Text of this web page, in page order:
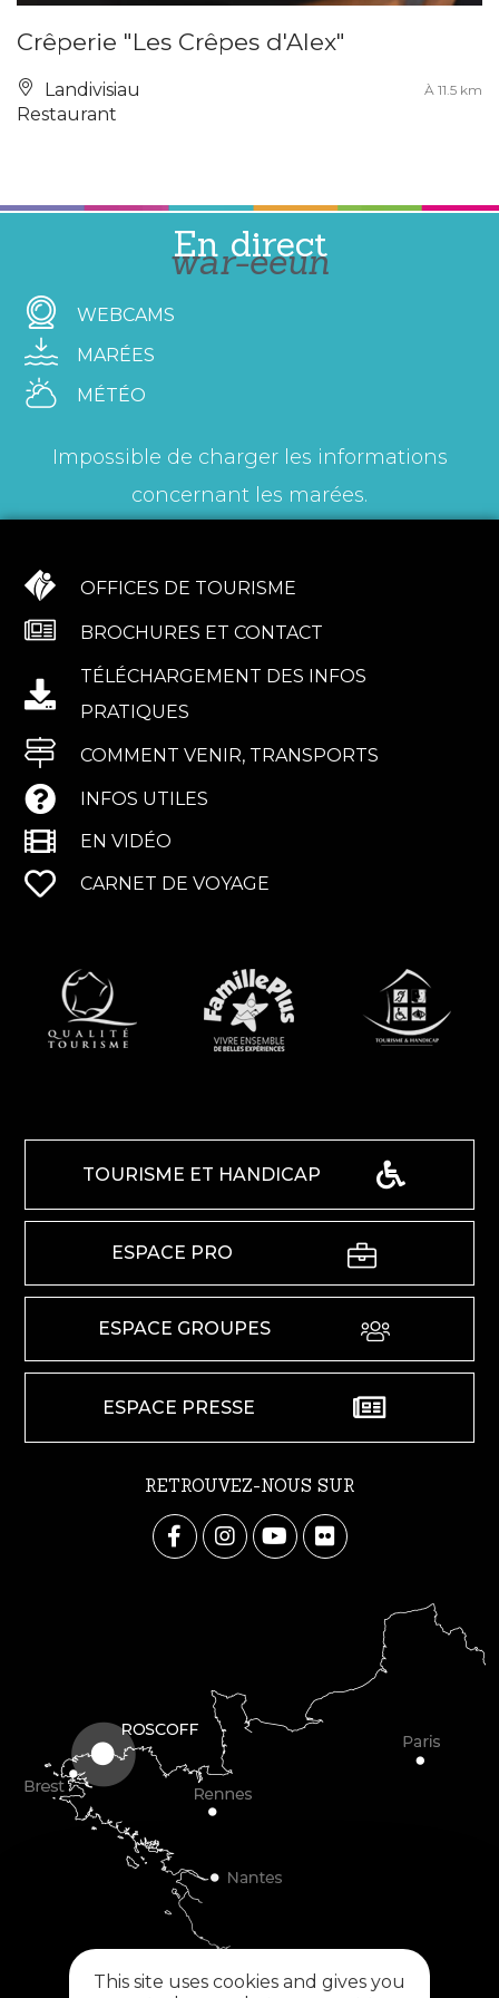
Crêperie "Les Crêpes d'Alex"
Landivisiau À 11.5 km
Restaurant
En direct
war-eeun
WEBCAMS
MARÉES
MÉTÉO
Impossible de charger les informations
concernant les marées.
OFFICES DE TOURISME
BROCHURES ET CONTACT
TÉLÉCHARGEMENT DES INFOS
PRATIQUES
COMMENT VENIR, TRANSPORTS
INFOS UTILES
EN VIDÉO
CARNET DE VOYAGE
TOURISME ET HANDICAP
ESPACE PRO
ESPACE GROUPES
ESPACE PRESSE
RETROUVEZ-NOUS SUR
This site uses cookies and gives you